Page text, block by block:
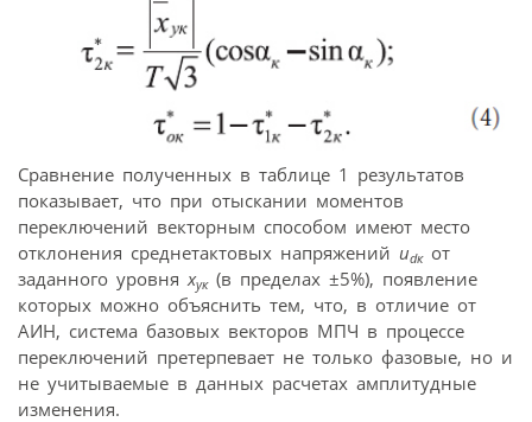
Сравнение полученных в таблице 1 результатов
показывает, что при отыскании моментов
переключений векторным способом имеют место
отклонения среднетактовых напряжений udкот
заданного уровня xук(в пределах ±5%), появление
которых можно объяснить тем, что, в отличие от
АИН, система базовых векторов МПЧ в процессе
переключений претерпевает не только фазовые, но и
не учитываемые в данных расчетах амплитудные
изменения.